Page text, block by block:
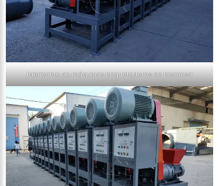
fabricante de máquinas briquetadoras de biomasa